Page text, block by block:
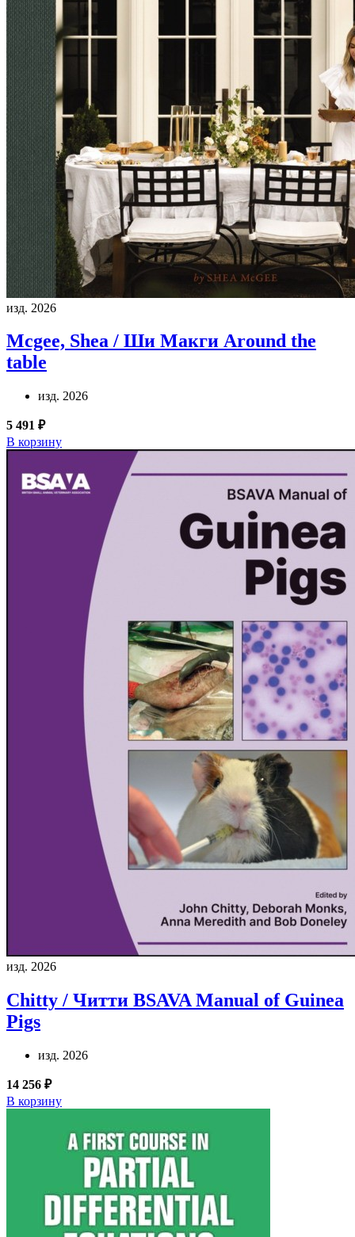
изд. 2026
Mcgee, Shea / Ши Макги Around the
table
изд. 2026
5 491 ₽
В корзину
изд. 2026
Chitty / Читти BSAVA Manual of Guinea
Pigs
изд. 2026
14 256 ₽
В корзину